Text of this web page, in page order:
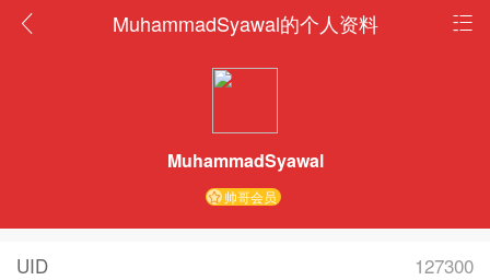
MuhammadSyawal的个人资料
MuhammadSyawal
帅哥会员
UID
127300